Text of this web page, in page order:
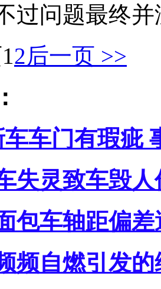
过问题最终
12后一页 >>
车门有瑕疵
失灵致车毁
包车轴距偏
频自燃引发